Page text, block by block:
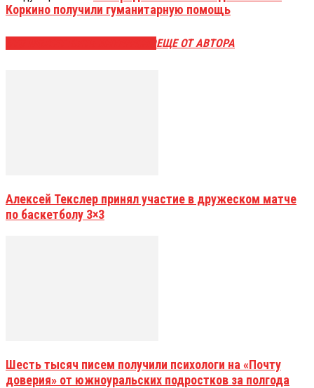
Коркино получили гуманитарную помощь
ЕЩЕ ОТ АВТОРА
Алексей Текслер принял участие в дружеском матче
по баскетболу 3×3
Шесть тысяч писем получили психологи на «Почту
доверия» от южноуральских подростков за полгода